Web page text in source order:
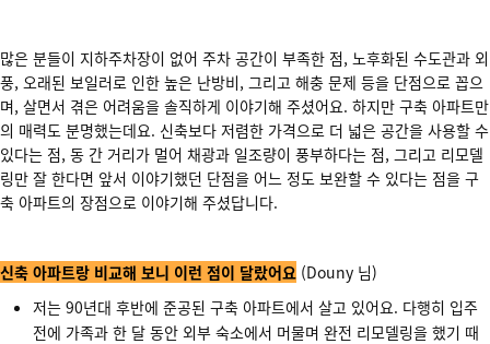
많은 분들이 지하주차장이 없어 주차 공간이 부족한 점, 노후화된 수도관과 외
풍, 오래된 보일러로 인한 높은 난방비, 그리고 해충 문제 등을 단점으로 꼽으
며, 살면서 겪은 어려움을 솔직하게 이야기해 주셨어요. 하지만 구축 아파트만
의 매력도 분명했는데요. 신축보다 저렴한 가격으로 더 넓은 공간을 사용할 수
있다는 점, 동 간 거리가 멀어 채광과 일조량이 풍부하다는 점, 그리고 리모델
링만 잘 한다면 앞서 이야기했던 단점을 어느 정도 보완할 수 있다는 점을 구
축 아파트의 장점으로 이야기해 주셨답니다.
신축 아파트랑 비교해 보니 이런 점이 달랐어요 (Douny 님)
저는 90년대 후반에 준공된 구축 아파트에서 살고 있어요. 다행히 입주
전에 가족과 한 달 동안 외부 숙소에서 머물며 완전 리모델링을 했기 때